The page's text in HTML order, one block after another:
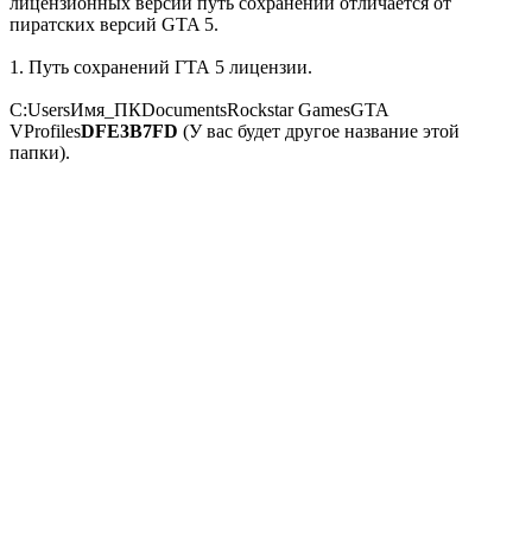
пиратских версий GTA 5.
1. Путь сохранений ГТА 5 лицензии.
C:UsersИмя_ПКDocumentsRockstar GamesGTA
VProfilesDFE3B7FD (У вас будет другое название этой
папки).